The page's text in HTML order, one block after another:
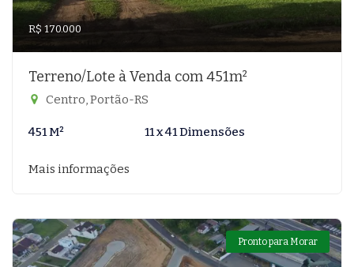
R$ 170.000
Terreno/Lote à Venda com 451m²
Centro, Portão-RS
451 M² 11 x 41 Dimensões
Mais informações
Pronto para Morar